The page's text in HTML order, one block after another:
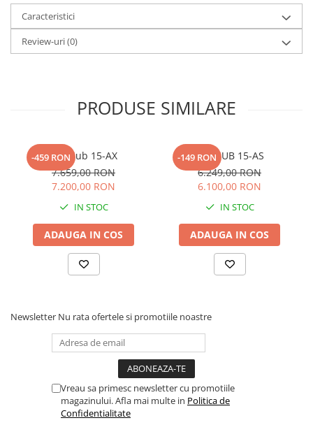
Scene şi Ring-uri de Dans
Stative si schela lumini
Instrumente Muzicale
Instrumente cu arcus
Instrumente de suflat
Instrumente si jucarii pentru copii
Instrumente traditionale
Accesorii DJ
Accesorii Pick-up si Vinyl
Controllere MIDI - USB DAW
Genti pentru DJ
Platane DJ
Samplere si controllere
Stative si pupitre DJ
Caracteristici
Review-uri(0)
PRODUSE SIMILARE
-459 RONRCF Sub 15-AX
7.659,00 RON
7.200,00 RON
IN STOC
ADAUGA IN COS
-149 RONRCF SUB 15-AS
6.249,00 RON
6.100,00 RON
IN STOC
ADAUGA IN COS
Newsletter Nu rata ofertele si promotiile noastre
Vreau sa primesc newsletter cu promotiile
magazinului. Afla mai multe in Politica de
Confidentialitate